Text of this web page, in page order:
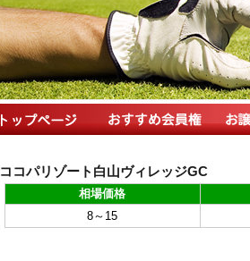
ココパリゾート白山ヴィレッジGC
相場価格
8～15